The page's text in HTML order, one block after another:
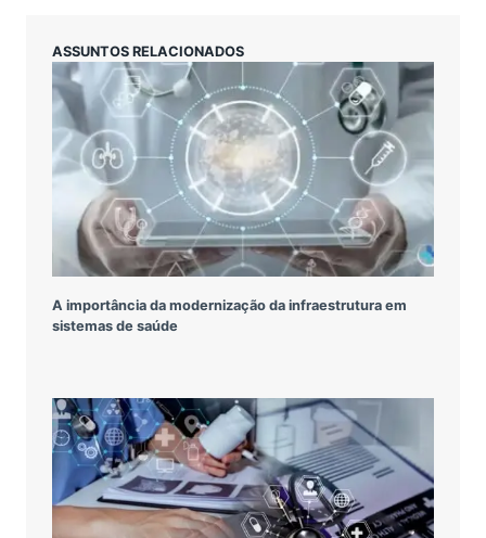
ASSUNTOS RELACIONADOS
A importância da modernização da infraestrutura em
sistemas de saúde